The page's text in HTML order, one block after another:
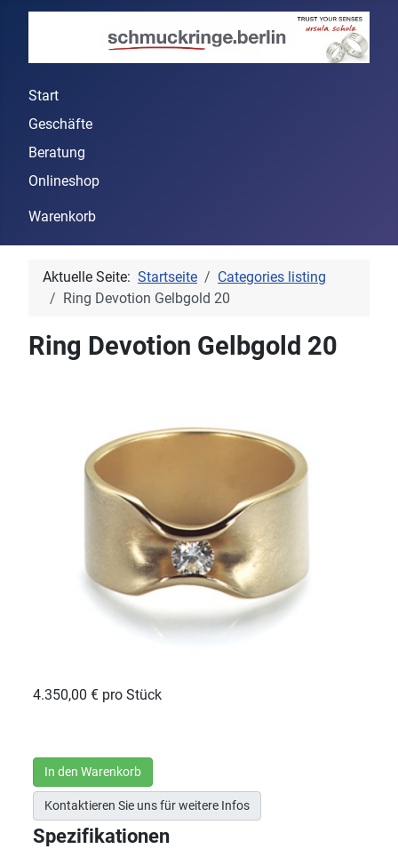
Start
Geschäfte
Beratung
Onlineshop
Warenkorb
Aktuelle Seite: Startseite
Categories listing
Ring Devotion Gelbgold 20
Ring Devotion Gelbgold 20
4.350,00 € pro Stück
In den Warenkorb
Kontaktieren Sie uns für weitere Infos
Spezifikationen